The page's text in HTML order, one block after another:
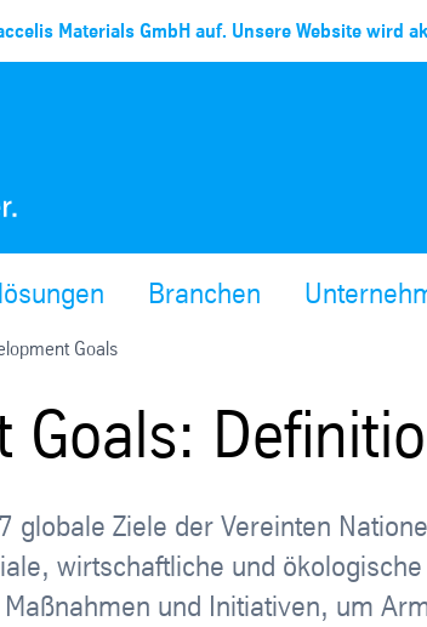
Materials GmbH auf. Unsere Website wird
Branchen
Goals
Goals:
globale Ziele der Vereinten
wirtschaftliche und ökologische
und Initiativen, um